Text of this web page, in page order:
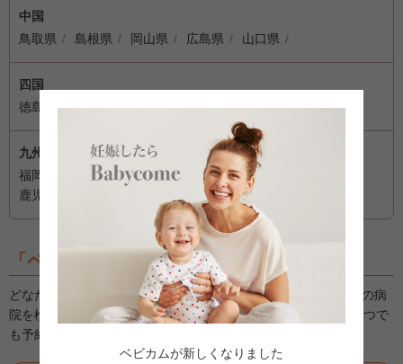
中国
鳥取県
島根県 岡山県 広島県 山口県
四国
徳島県
香川県 愛媛県 高知県
九州・沖縄
福岡県
佐賀県 長崎県 熊本県 大分県
鹿児島県
「ベビカム病院予約」とは？
どなたでも無料で簡単にスマホ・パソコンから全国２万件以上の病
院を検索＆予約できるサービスです。ネット予約なら24時間いつで
も予約できて便利！
ベビカムが新しくなりました